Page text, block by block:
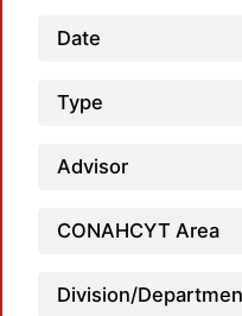
Date
Type
Advisor
CONAHCYT Area
Division/